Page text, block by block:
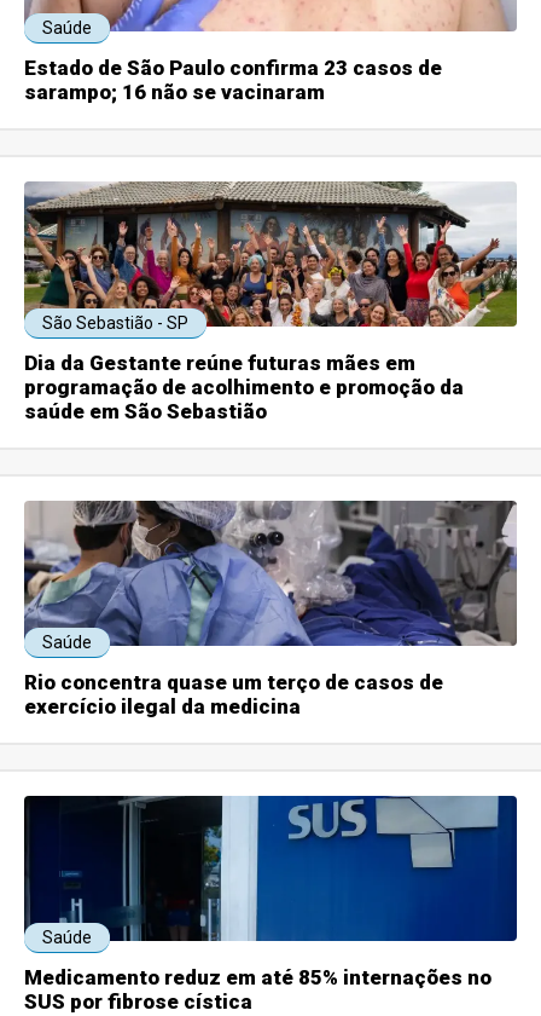
Saúde
Estado de São Paulo confirma 23 casos de
sarampo; 16 não se vacinaram
São Sebastião - SP
Dia da Gestante reúne futuras mães em
programação de acolhimento e promoção da
saúde em São Sebastião
Saúde
Rio concentra quase um terço de casos de
exercício ilegal da medicina
Saúde
Medicamento reduz em até 85% internações no
SUS por fibrose cística